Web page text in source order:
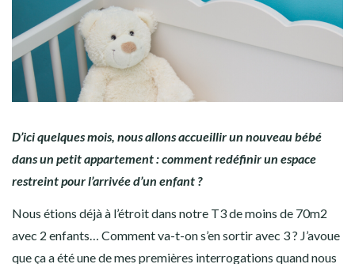
D’ici quelques mois, nous allons accueillir un nouveau bébé
dans un petit appartement : comment redéfinir un espace
restreint pour l’arrivée d’un enfant ?
Nous étions déjà à l’étroit dans notre T3 de moins de 70m2
avec 2 enfants… Comment va-t-on s’en sortir avec 3 ? J’avoue
que ça a été une de mes premières interrogations quandnous